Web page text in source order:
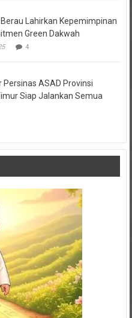
Green Dakwah
4
Siap Jalankan Semua